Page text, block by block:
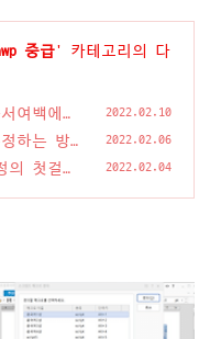
중급' 카테고리의 다
여백에
방법
(6)
2022.02.10
하는 방
2022.02.06
첫걸음
2022.02.04